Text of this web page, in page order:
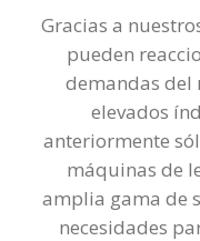
Gracias a
pueden
demandas del
elevados
anteriormente
máquinas de
amplia gama de
necesidades